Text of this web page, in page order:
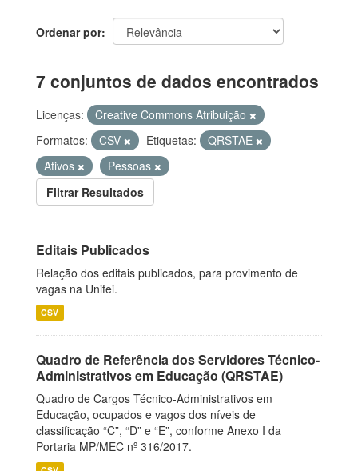
Ordenar por
7 conjuntos de dados encontrados
Licenças:
Creative Commons Atribuição
Formatos:
CSV Etiquetas:
QRSTAE
Ativos
Pessoas
Filtrar Resultados
Editais Publicados
Relação dos editais publicados, para provimento de
vagas na Unifei.
CSV
Quadro de Referência dos Servidores Técnico-
Administrativos em Educação (QRSTAE)
Quadro de Cargos Técnico-Administrativos em
Educação, ocupados e vagos dos níveis de
classificação “C”, “D” e “E”, conforme Anexo I da
Portaria MP/MEC nº 316/2017.